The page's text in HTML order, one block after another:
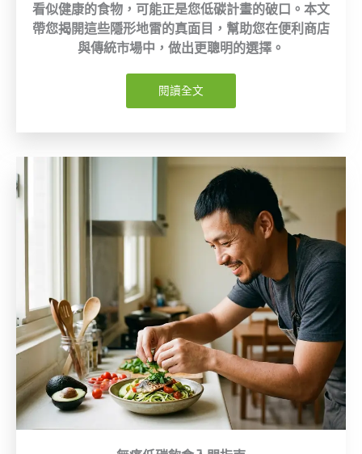
看似健康的食物，可能正是您低碳計畫的破口。本文
帶您揭開這些隱形地雷的真面目，幫助您在便利商店
與傳統市場中，做出更聰明的選擇。
閱讀全文